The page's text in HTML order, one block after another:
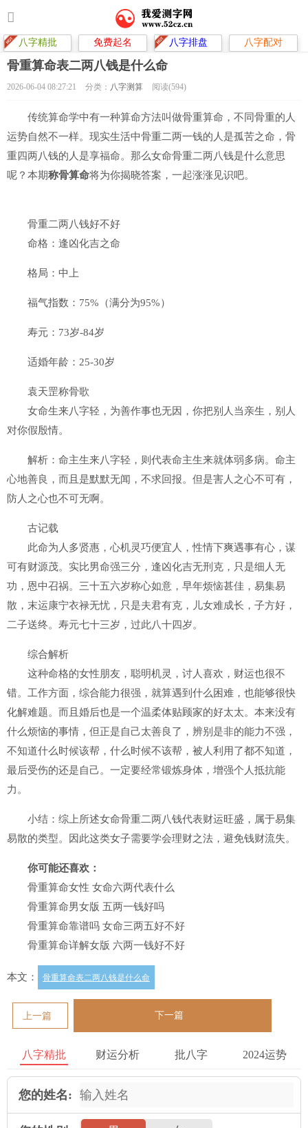
八字精批 免费起名 八字排盘 八字配对
骨重算命表二两八钱是什么命
2026-06-04 08:27:21 分类： 八字测算 阅读(594)
传统算命学中有一种算命方法叫做骨重算命，不同骨重的人
运势自然不一样。现实生活中骨重二两一钱的人是孤苦之命，骨
重四两八钱的人是享福命。那么女命骨重二两八钱是什么意思
呢？本期称骨算命将为你揭晓答案，一起涨涨见识吧。
骨重二两八钱好不好
命格：逢凶化吉之命
格局：中上
福气指数：75%（满分为95%）
寿元：73岁-84岁
适婚年龄：25-30岁
袁天罡称骨歌
女命生来八字轻，为善作事也无因，你把别人当亲生，别人
对你假殷情。
解析：命主生来八字轻，则代表命主生来就体弱多病。命主
心地善良，而且是默默无闻，不求回报。但是害人之心不可有，
防人之心也不可无啊。
古记载
此命为人多贤惠，心机灵巧便宜人，性情下爽遇事有心，谋
可有财源茂。实比男命强三分，逢凶化吉无刑克，只是细人无
功，恩中召祸。三十五六岁称心如意，早年烦恼甚佳，易集易
散，末运康宁衣禄无忧，只是夫君有克，儿女难成长，子方好，
二子送终。寿元七十三岁，过此八十四岁。
综合解析
这种命格的女性朋友，聪明机灵，讨人喜欢，财运也很不
错。工作方面，综合能力很强，就算遇到什么困难，也能够很快
化解难题。而且婚后也是一个温柔体贴顾家的好太太。本来没有
什么烦恼的事情，但正是自己太善良了，辨别是非的能力不强，
不知道什么时候该帮，什么时候不该帮，被人利用了都不知道，
最后受伤的还是自己。一定要经常锻炼身体，增强个人抵抗能
力。
小结：综上所述女命骨重二两八钱代表财运旺盛，属于易集
易散的类型。因此这类女子需要学会理财之法，避免钱财流失。
你可能还喜欢：
骨重算命女性 女命六两代表什么
骨重算命男女版 五两一钱好吗
骨重算命靠谱吗 女命三两五好不好
骨重算命详解女版 六两一钱好不好
本文： 骨重算命表二两八钱是什么命
上一篇 下一篇
八字精批 财运分析 批八字 2024运势
您的姓名: